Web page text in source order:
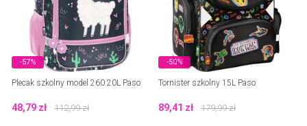
-57%
Plecak szkolny model 260 20L Paso
48,79 zł 112,99zł
-50%
Tornister szkolny 15L Paso
89,41 zł 179,99zł